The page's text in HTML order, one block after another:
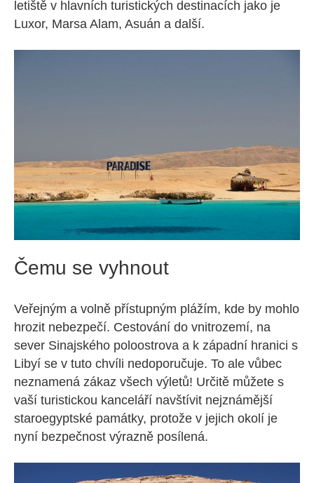
letiště v hlavních turistických destinacích jako je
Luxor, Marsa Alam, Asuán a další.
Čemu se vyhnout
Veřejným a volně přístupným plážím, kde by mohlo
hrozit nebezpečí. Cestování do vnitrozemí, na
sever Sinajského poloostrova a k západní hranici s
Libyí se v tuto chvíli nedoporučuje. To ale vůbec
neznamená zákaz všech výletů! Určitě můžete s
vaší turistickou kanceláří navštívit nejznámější
staroegyptské památky, protože v jejich okolí je
nyní bezpečnost výrazně posílená.